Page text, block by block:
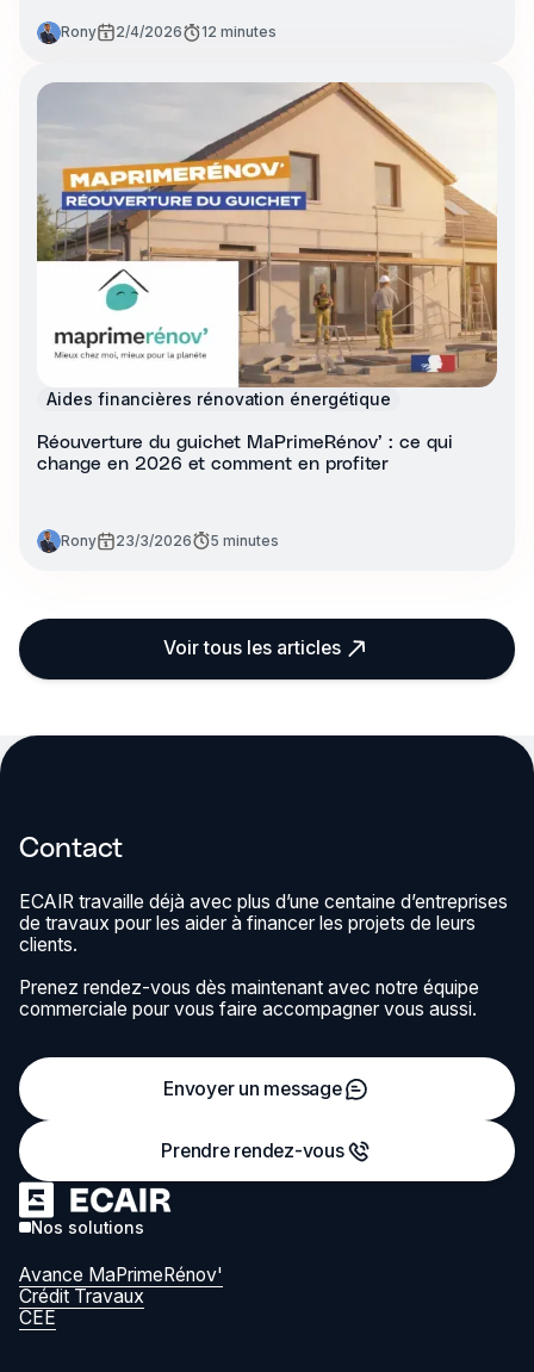
Rony 2/4/2026 12 minutes
Aides financières rénovation énergétique
Réouverture du guichet MaPrimeRénov’ : ce qui
change en 2026 et comment en profiter
Rony 23/3/2026 5 minutes
Voir tous les articles
Contact
ECAIR travaille déjà avec plus d’une centaine d’entreprises
de travaux pour les aider à financer les projets de leurs
clients.
Prenez rendez-vous dès maintenant avec notre équipe
commerciale pour vous faire accompagner vous aussi.
Envoyer un message
Prendre rendez-vous
Nos solutions
Avance MaPrimeRénov'
Crédit Travaux
CEE